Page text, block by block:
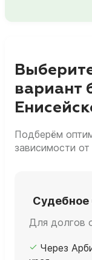
вариант
Подберём
зависимости
Судебное
Для долгов
Через